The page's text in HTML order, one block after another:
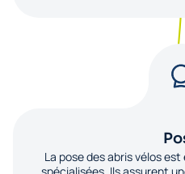
La pose des abris vélos